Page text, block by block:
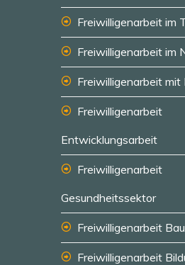
Freiwilligenarbeit im
Freiwilligenarbeit im
Freiwilligenarbeit mit
Freiwilligenarbeit
Entwicklungsarbeit
Freiwilligenarbeit
Gesundheitssektor
Freiwilligenarbeit Bau
Freiwilligenarbeit